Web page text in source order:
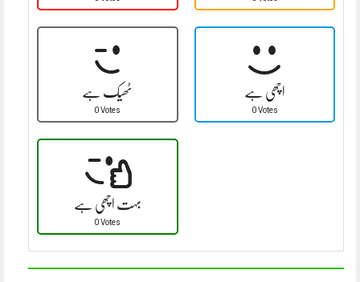
ٹھیک ہے
0 Votes
اچھی ہے
0 Votes
بہت اچھی ہے
0 Votes